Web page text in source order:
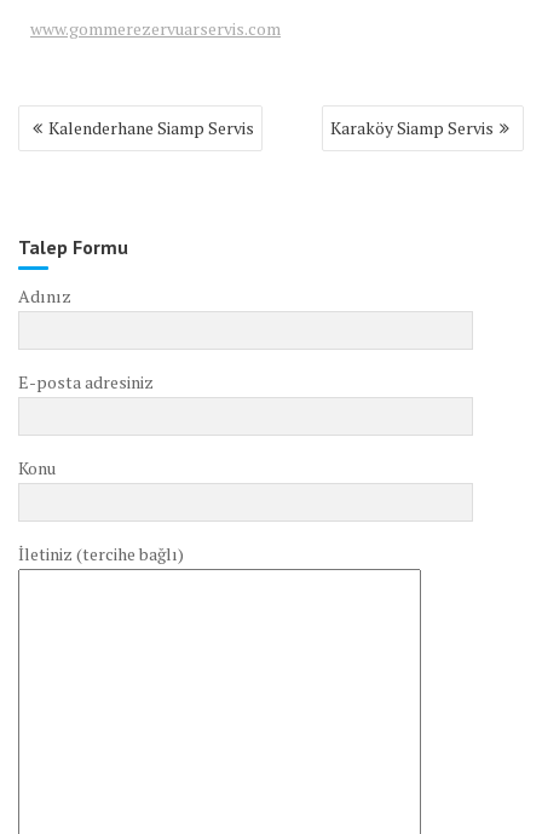
www.gommerezervuarservis.com
Yazı
gezinmesi
Kalenderhane Siamp Servis Karaköy Siamp Servis
Talep Formu
Adınız
E-posta adresiniz
Konu
İletiniz (tercihe bağlı)